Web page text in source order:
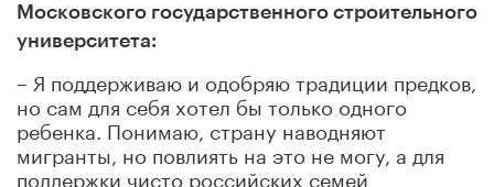
Московского государственного строительного
университета:
– Я поддерживаю и одобряю традиции предков,
но сам для себя хотел бы только одного
ребенка. Понимаю, страну наводняют
мигранты, но повлиять на это не могу, а для
поддержки чисто российских семей